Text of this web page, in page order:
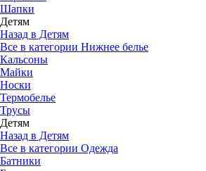
Шапки
Детям
Назад в Детям
Все в категории Нижнее белье
Кальсоны
Майки
Носки
Термобелье
Трусы
Детям
Назад в Детям
Все в категории Одежда
Батники